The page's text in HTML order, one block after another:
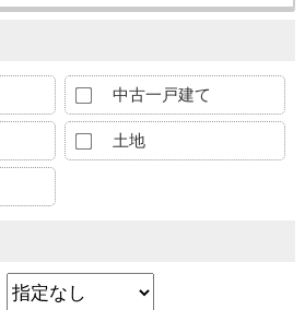
中古一戸建て
土地